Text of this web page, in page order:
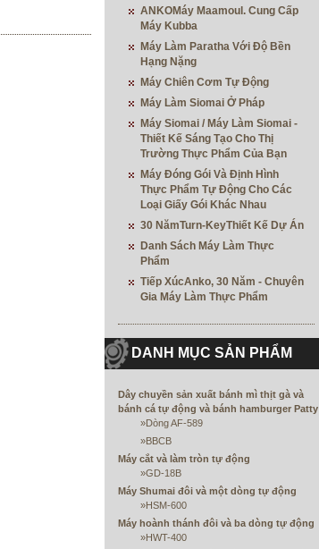
ANKOMáy Maamoul. Cung Cấp
Máy Kubba
Máy Làm Paratha Với Độ Bền
Hạng Nặng
Máy Chiên Cơm Tự Động
Máy Làm Siomai Ở Pháp
Máy Siomai / Máy Làm Siomai -
Thiết Kế Sáng Tạo Cho Thị
Trường Thực Phẩm Của Bạn
Máy Đóng Gói Và Định Hình
Thực Phẩm Tự Động Cho Các
Loại Giấy Gói Khác Nhau
30 NămTurn-KeyThiết Kế Dự Án
Danh Sách Máy Làm Thực
Phẩm
Tiếp XúcAnko, 30 Năm - Chuyên
Gia Máy Làm Thực Phẩm
DANH MỤC SẢN PHẨM
Dây chuyền sản xuất bánh mì thịt gà và
bánh cá tự động và bánh hamburger Patty
»Dòng AF-589
»BBCB
Máy cắt và làm tròn tự động
»GD-18B
Máy Shumai đôi và một dòng tự động
»HSM-600
Máy hoành thánh đôi và ba dòng tự động
»HWT-400